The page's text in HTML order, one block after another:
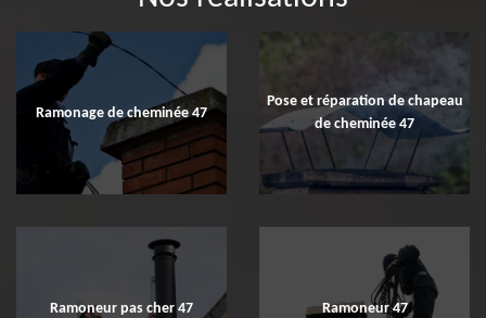
Ramonage de cheminée 47
Pose et réparation de chapeau
de cheminée 47
Ramoneur pas cher 47 Ramoneur 47